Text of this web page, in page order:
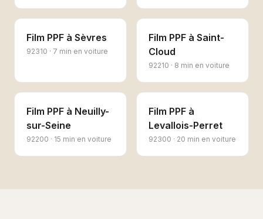
Film PPF à Sèvres
92310 · 7 min en voiture
Film PPF à Saint-
Cloud
92210 · 8 min en voiture
Film PPF à Neuilly-
sur-Seine
92200 · 15 min en voiture
Film PPF à
Levallois-Perret
92300 · 20 min en voiture